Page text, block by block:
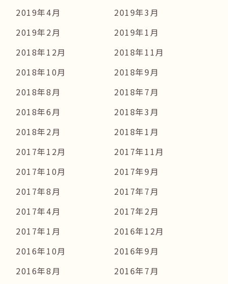
2019年4月
2019年3月
2019年2月
2019年1月
2018年12月
2018年11月
2018年10月
2018年9月
2018年8月
2018年7月
2018年6月
2018年3月
2018年2月
2018年1月
2017年12月
2017年11月
2017年10月
2017年9月
2017年8月
2017年7月
2017年4月
2017年2月
2017年1月
2016年12月
2016年10月
2016年9月
2016年8月
2016年7月